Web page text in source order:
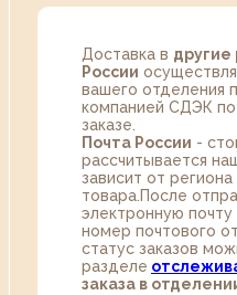
Доставка в другие
России
вашего отделения
компанией СДЭК
заказе.
Почта России -
рассчитывается
зависит от
товара.После
электронную
номер почтового
статус заказов
разделе
заказа в